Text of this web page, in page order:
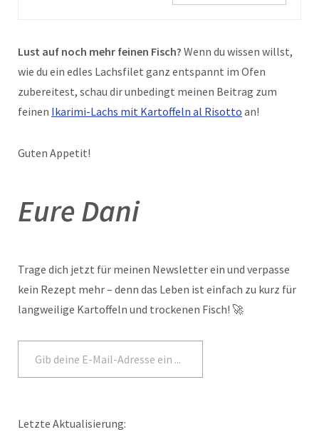
Lust auf noch mehr feinen Fisch? Wenn du wissen willst,
wie du ein edles Lachsfilet ganz entspannt im Ofen
zubereitest, schau dir unbedingt meinen Beitrag zum
feinen Ikarimi-Lachs mit Kartoffeln al Risotto an!
Guten Appetit!
Eure Dani
Trage dich jetzt für meinen Newsletter ein und verpasse
kein Rezept mehr – denn das Leben ist einfach zu kurz für
langweilige Kartoffeln und trockenen Fisch! 🚀
Letzte Aktualisierung: